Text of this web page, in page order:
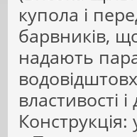
купола і
барвників,
надають
властивості